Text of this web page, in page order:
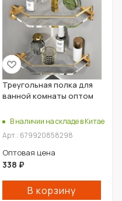
Треугольная полка для
ванной комнаты оптом
В наличии на складе в Китае
Арт.: 679920858298
Оптовая цена
338 ₽
В корзину